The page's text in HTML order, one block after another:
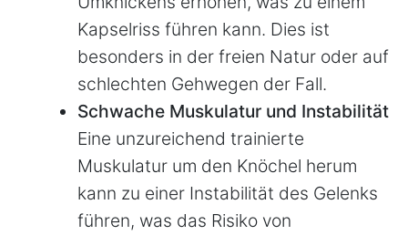
Kapselriss führen kann. Dies ist
besonders in der freien Natur oder auf
schlechten Gehwegen der Fall.
Schwache Muskulatur und Instabilität
Eine unzureichend trainierte
Muskulatur um den Knöchel herum
kann zu einer Instabilität des Gelenks
führen, was das Risiko von